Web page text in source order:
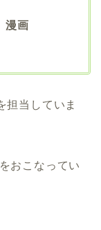
漫画
担当していま
おこなってい